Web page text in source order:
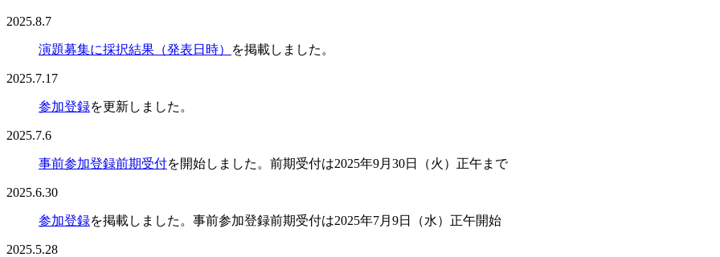
2025.8.7
演題募集に採択結果（発表日時） を掲載しました。
2025.7.17
参加登録を更新しました。
2025.7.6
事前参加登録前期受付を開始しました。前期受付は2025年9月30日（火）正午まで
2025.6.30
参加登録を掲載しました。事前参加登録前期受付は2025年7月9日（水）正午開始
2025.5.28